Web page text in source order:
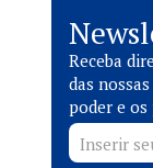
Receba
das
poder e os